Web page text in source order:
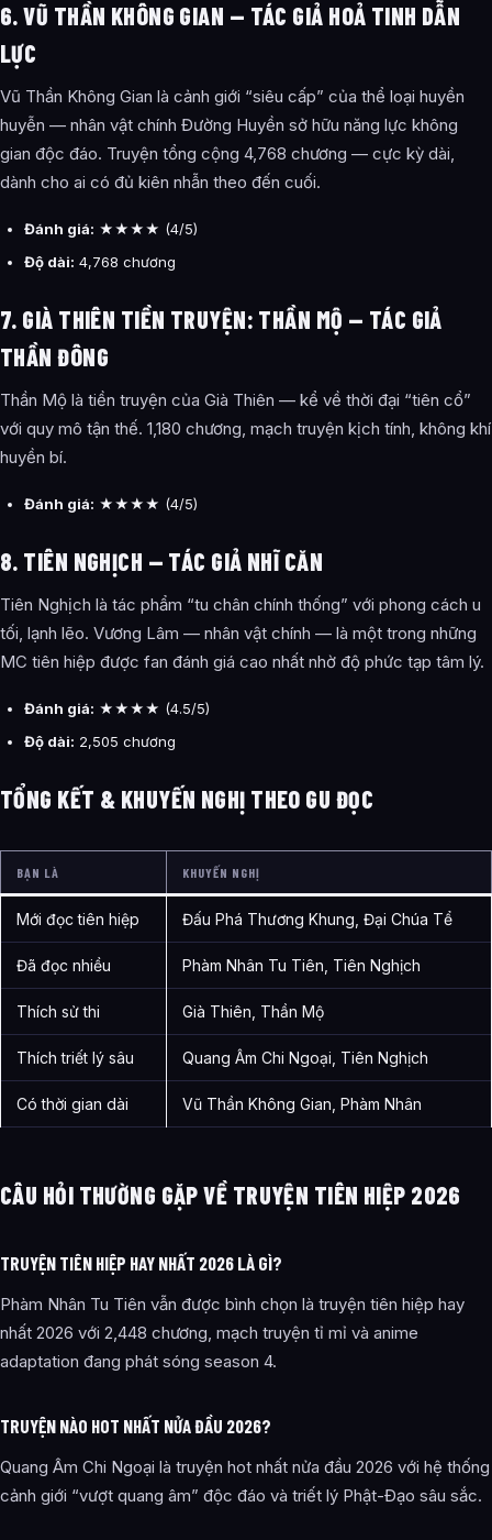
6. VŨ THẦN KHÔNG GIAN — TÁC GIẢ HOẢ TINH DẪN
LỰC
Vũ Thần Không Gian là cảnh giới “siêu cấp” của thể loại huyền
huyễn — nhân vật chính Đường Huyền sở hữu năng lực không
gian độc đáo. Truyện tổng cộng 4,768 chương — cực kỳ dài,
dành cho ai có đủ kiên nhẫn theo đến cuối.
Đánh giá: ★★★★ (4/5)
Độ dài: 4,768 chương
7. GIÀ THIÊN TIỀN TRUYỆN: THẦN MỘ — TÁC GIẢ
THẦN ĐÔNG
Thần Mộ là tiền truyện của Già Thiên — kể về thời đại “tiên cổ”
với quy mô tận thế. 1,180 chương, mạch truyện kịch tính, không khí
huyền bí.
Đánh giá: ★★★★ (4/5)
8. TIÊN NGHỊCH — TÁC GIẢ NHĨ CĂN
Tiên Nghịch là tác phẩm “tu chân chính thống” với phong cách u
tối, lạnh lẽo. Vương Lâm — nhân vật chính — là một trong những
MC tiên hiệp được fan đánh giá cao nhất nhờ độ phức tạp tâm lý.
Đánh giá: ★★★★ (4.5/5)
Độ dài: 2,505 chương
TỔNG KẾT & KHUYẾN NGHỊ THEO GU ĐỌC
BẠN LÀ KHUYẾN NGHỊ
Mới đọc tiên hiệp Đấu Phá Thương Khung, Đại Chúa Tể
Đã đọc nhiều Phàm Nhân Tu Tiên, Tiên Nghịch
Thích sử thi Già Thiên, Thần Mộ
Thích triết lý sâu Quang Âm Chi Ngoại, Tiên Nghịch
Có thời gian dài Vũ Thần Không Gian, Phàm Nhân
CÂU HỎI THƯỜNG GẶP VỀ TRUYỆN TIÊN HIỆP 2026
TRUYỆN TIÊN HIỆP HAY NHẤT 2026 LÀ GÌ?
Phàm Nhân Tu Tiên vẫn được bình chọn là truyện tiên hiệp hay
nhất 2026 với 2,448 chương, mạch truyện tỉ mỉ và anime
adaptation đang phát sóng season 4.
TRUYỆN NÀO HOT NHẤT NỬA ĐẦU 2026?
Quang Âm Chi Ngoại là truyện hot nhất nửa đầu 2026 với hệ thống
cảnh giới “vượt quang âm” độc đáo và triết lý Phật-Đạo sâu sắc.